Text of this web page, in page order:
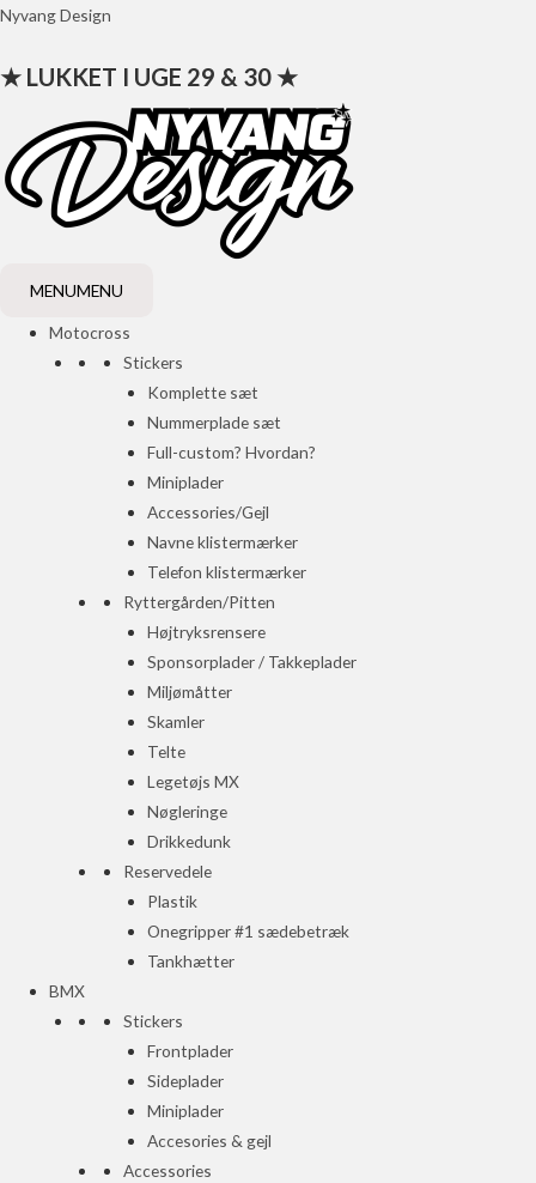
Gå
indholdet
Nyvang Design
★ LUKKET I UGE 29 & 30 ★
MENUMENU
Motocross
Stickers
Komplette sæt
Nummerplade sæt
Full-custom? Hvordan?
Miniplader
Accessories/Gejl
Navne klistermærker
Telefon klistermærker
Ryttergården/Pitten
Højtryksrensere
Sponsorplader / Takkeplader
Miljømåtter
Skamler
Telte
Legetøjs MX
Nøgleringe
Drikkedunk
Reservedele
Plastik
Onegripper #1 sædebetræk
Tankhætter
BMX
Stickers
Frontplader
Sideplader
Miniplader
Accesories & gejl
Accessories